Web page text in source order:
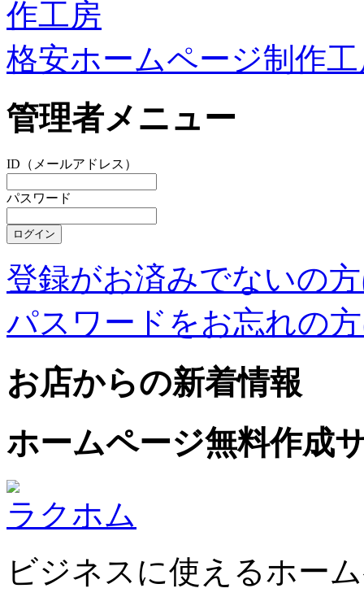
格安ホームページ制作
管理者メニュー
ID（メールアドレス）
パスワード
登録がお済みでないの
パスワードをお忘れの
お店からの新着情報
ホームページ無料作成
ラクホム
ビジネスに使えるホー